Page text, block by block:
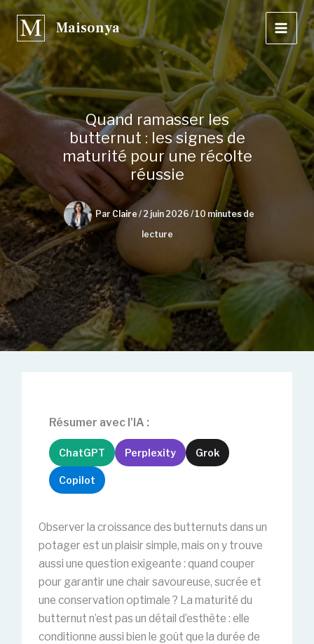
Aller
au
contenu
Maisonya
Quand ramasser les
butternut : les signes de
maturité pour une récolte
réussie
Par Claire / 2 juin 2026 /10 minutes de
lecture
Résumer avec l'IA :
ChatGPT Perplexity Grok
Copilot
Observer la croissance des butternuts dans un
potager est un plaisir simple, mais on y trouve
aussi une question exigeante : quand couper
pour garantir une chair savoureuse, sucrée et
une conservation optimale ? La maturité du
butternut n’est pas un détail d’esthète : elle
conditionne aussi bien le goût que la durée de